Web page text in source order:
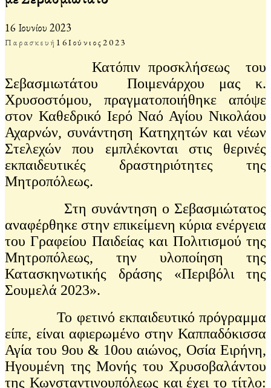
16 Ιουνίου 2023
Παρασκευή 16Ιούνιος2023
Κατόπιν προσκλήσεως του
Σεβασμιωτάτου Ποιμενάρχου μας κ.
Χρυσοστόμου, πραγματοποιήθηκε απόψε
στον Καθεδρικό Ιερό Ναό Αγίου Νικολάου
Αχαρνών, συνάντηση Κατηχητών και νέων
Στελεχών που εμπλέκονται στις θερινές
εκπαιδευτικές δραστηριότητες της
Μητροπόλεως.
Στη συνάντηση ο Σεβασμιώτατος
αναφέρθηκε στην επικείμενη κύρια ενέργεια
του Γραφείου Παιδείας και Πολιτισμού της
Μητροπόλεως, την υλοποίηση της
Κατασκηνωτικής δράσης «Περιβόλι της
Σουμελά 2023».
Το φετινό εκπαιδευτικό πρόγραμμα
είπε, είναι αφιερωμένο στην Καππαδόκισσα
Αγία του 9ου & 10ου αιώνος, Οσία Ειρήνη,
Ηγουμένη της Μονής του Χρυσοβαλάντου
της Κωνσταντινουπόλεως και έχει το τίτλο: